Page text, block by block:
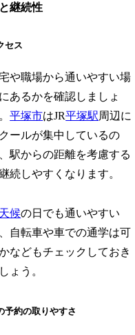
継続性
セス
や職場から通いやすい場
あるかを確認しましょ
平塚市はJR平塚駅周辺に
ールが集中しているの
駅からの距離を考慮する
続しやすくなります。
候の日でも通いやすい
自転車や車での通学は可
などもチェックしておき
ょう。
予約の取りやすさ